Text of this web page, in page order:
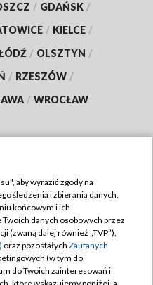
/ GDAŃSK /
/ KIELCE /
/ OLSZTYN /
/ RZESZÓW /
/ WROCŁAW
TVP
aby wyrazić zgody na
śledzenia i zbierania danych,
końcowym i ich
danych osobowych przez
(zwaną dalej również „TVP”),
oraz pozostałych Zaufanych
(w tym do
do Twoich zainteresowań i